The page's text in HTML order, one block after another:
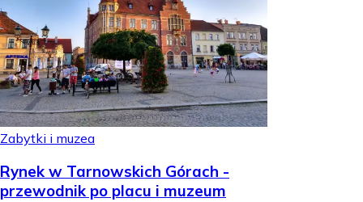
Zabytki i muzea
Rynek w Tarnowskich Górach -
przewodnik po placu i muzeum